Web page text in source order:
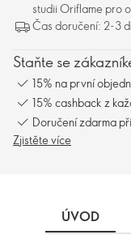
studii Oriflame pro
Čas doručení: 2-3
Staňte se
15% na první
15% cashback z
Doručení zdarma
Zjistěte více
ÚVOD